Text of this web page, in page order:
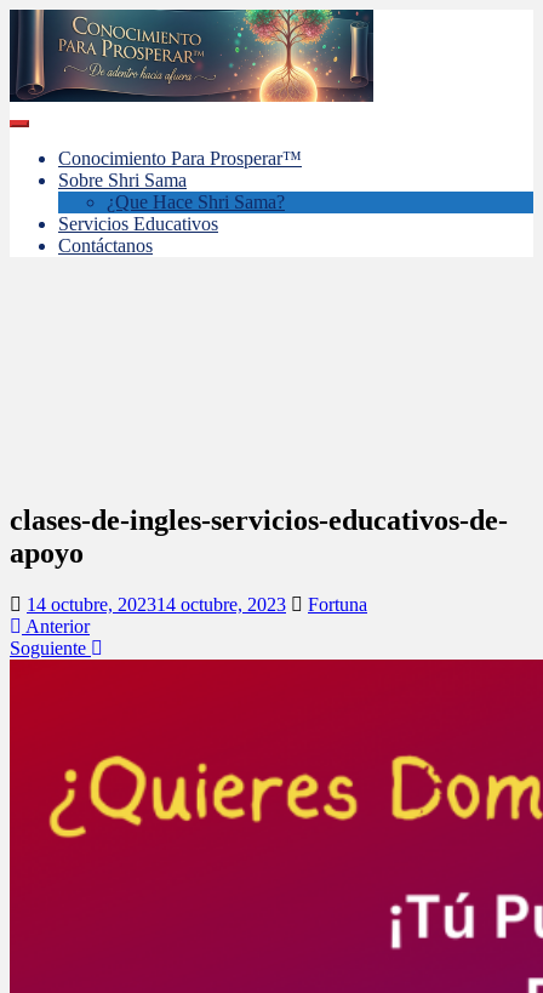
Skip
main
content
Toggle
navigationConocimiento Para Prosperar™
Sobre Shri Sama
¿Que Hace Shri Sama?
Servicios Educativos
Contáctanos
clases-de-ingles-servicios-educativos-de-
apoyo
14 octubre, 202314 octubre, 2023
Fortuna
Anterior
Soguiente